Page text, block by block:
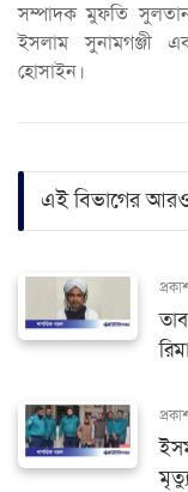
সম্পাদক মুফতি সুলতান
ইসলাম সুনামগঞ্জী
হোসাইন।
এই বিভাগের